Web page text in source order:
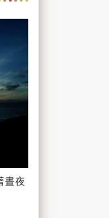
晝夜